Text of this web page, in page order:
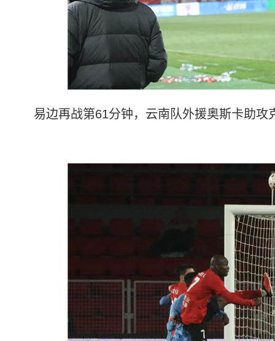
易边再战第61分钟，云南队外援奥斯卡助攻